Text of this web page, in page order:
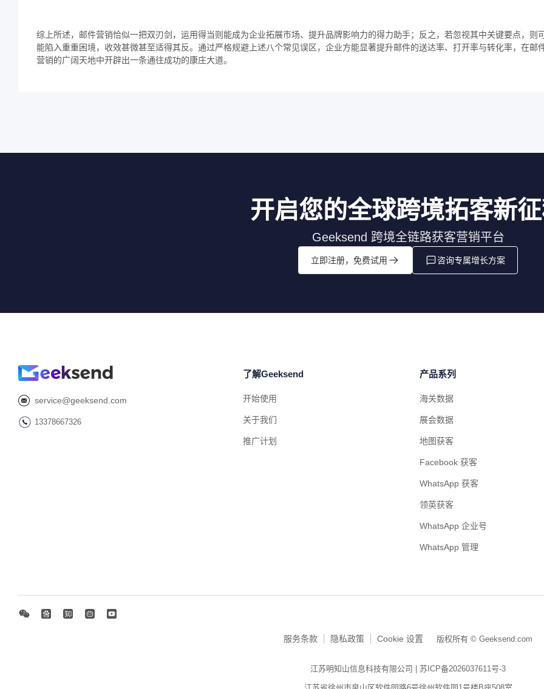
综上所述，邮件营销恰似一把双刃剑，运用得当则能成为企业拓展市场、提升品牌影响力的得力助手；反之，若忽视其中关键要点，则
能陷入重重困境，收效甚微甚至适得其反。通过严格规避上述八个常见误区，企业方能显著提升邮件的送达率、打开率与转化率，在邮
营销的广阔天地中开辟出一条通往成功的康庄大道。
开启您的全球跨境拓客新
Geeksend 跨境全链路获客营销平台
立即注册，免费试用 咨询专属增长方案
service@geeksend.com
13378667326
了解Geeksend
开始使用
关于我们
推广计划
产品系列
海关数据
展会数据
地图获客
Facebook 获客
WhatsApp 获客
领英获客
WhatsApp 企业号
WhatsApp 管理
服务条款 隐私政策 Cookie 设置 版权所有 © Geeksend.com
江苏明知山信息科技有限公司 | 苏ICP备2026037611号-3